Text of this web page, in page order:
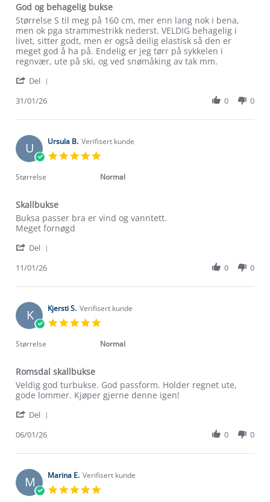
God og behagelig bukse
Review
by
Linn
A.
on
Jan
review
stating
God
og
behagelig
Størrelse S til meg på 160 cm, mer enn lang nok i bena,
men ok pga strammestrikk nederst. VELDIG behagelig i
livet, sitter godt, men er også deilig elastisk så den er
meget god å ha på. Endelig er jeg tørr på sykkelen i
regnvær, ute på ski, og ved snømåking av tak mm.
Del
Linn
on
31
Jan
31/01/26 0 0
U Ursula B. Verifisert kunde
rating
Størrelse Normal
Skallbukse
Review
by
B.
11
2026
review
stating
Buksa passer bra er vind og vanntett.
Meget fornøgd
Del
Ursula
on
11
Jan
11/01/26 0 0
K Kjersti S. Verifisert kunde
rating
Størrelse Normal
Romsdal skallbukse
Review
by
S.
6
2026
review
stating
skallbukse
Veldig god turbukse. God passform. Holder regnet ute,
gode lommer. Kjøper gjerne denne igen!
Del
Kjersti
on
6
Jan
06/01/26 0 0
M Marina E. Verifisert kunde